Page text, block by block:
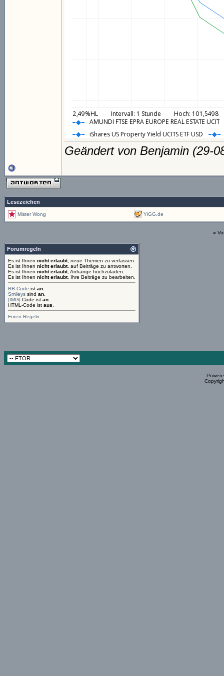
Geändert von Benjamin (29-
Lesezeichen
Mister Wong YiGG.de
«
Forumregeln
Es ist Ihnen nicht erlaubt, neue Themen zu verfassen.
Es ist Ihnen nicht erlaubt, auf Beiträge zu antworten.
Es ist Ihnen nicht erlaubt, Anhänge hochzuladen.
Es ist Ihnen nicht erlaubt, Ihre Beiträge zu bearbeiten.
BB-Code ist an
Smileys sind an
[IMG] Code ist an
HTML-Code ist aus
Foren-Regeln